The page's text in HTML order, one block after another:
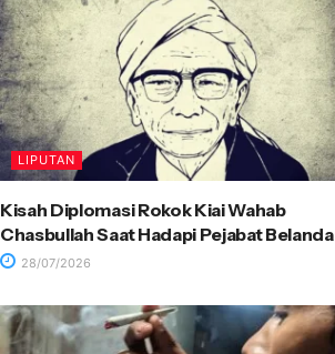
LIPUTAN
Kisah Diplomasi Rokok Kiai Wahab
Chasbullah Saat Hadapi Pejabat Belanda
28/07/2026